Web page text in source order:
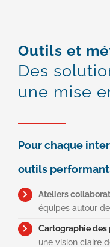
Outils et
Des
une mise
Pour chaque
outils
Ateliers
équipes autour
Cartographie des
une vision claire